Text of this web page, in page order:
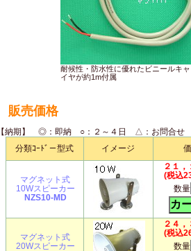
耐候性・防水性に優れたビニールキャ
イヤが約1m付属
販売価格
【納期】 ◎：即納 ○：２～４日 △：お問合
分類ｺｰﾄﾞ－型式
イメージ
マグネット式
10Wスピーカー
NZS10-MD
２１，
(税込
数量
マグネット式
20Wスピーカー
２４，
(税込
数量